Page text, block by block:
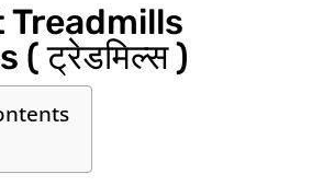
Treadmills
( ट्रेडमिल्स )